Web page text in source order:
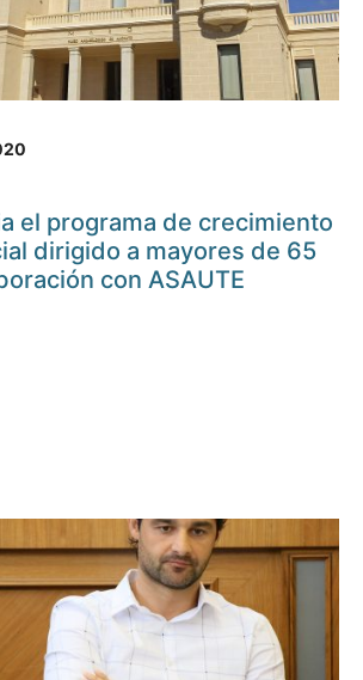
el programa de crecimiento
dirigido a mayores de 65
con ASAUTE